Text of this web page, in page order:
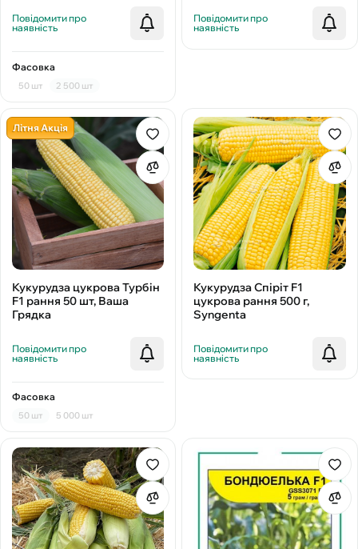
Повідомити про
наявність
Фасовка
50 шт 2 500 шт
Повідомити про
наявність
Літня Акція
Кукурудза цукрова Турбін
F1 рання 50 шт, Ваша
Грядка
Повідомити про
наявність
Фасовка
50 шт 5 000 шт
Кукурудза Спіріт F1
цукрова рання 500 г,
Syngenta
Повідомити про
наявність